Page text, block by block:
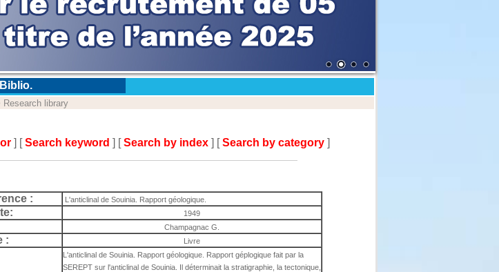
Research library
] [Search keyword ] [Search by index ] [Search by category ]
: L'anticlinal de Souinia. Rapport géologique.
1949
Champagnac G.
: Livre
L'anticlinal de Souinia. Rapport géologique. Rapport géplogique fait par la
SEREPT sur l'anticlinal de Souinia. Il déterminait la stratigraphie, la tectonique,